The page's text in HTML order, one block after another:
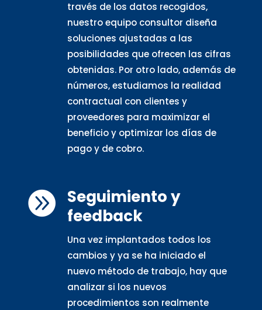
través de los datos recogidos,
nuestro equipo consultor diseña
soluciones ajustadas a las
posibilidades que ofrecen las cifras
obtenidas. Por otro lado, además de
números, estudiamos la realidad
contractual con clientes y
proveedores para maximizar el
beneficio y optimizar los días de
pago y de cobro.
 Seguimiento y
feedback
Una vez implantados todos los
cambios y ya se ha iniciado el
nuevo método de trabajo, hay que
analizar si los nuevos
procedimientos son realmente